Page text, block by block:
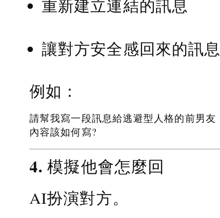
重新建立連結的訊息
讓對方安全感回來的訊
例如：
請幫我寫一段訊息給逃避型人格的前男友
內容該如何寫?
4. 模擬他會怎麼回
AI扮演對方。